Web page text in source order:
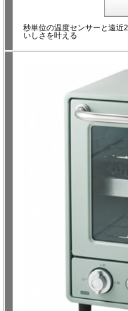
秒単位の温度センサーと遠近
いしさを叶える